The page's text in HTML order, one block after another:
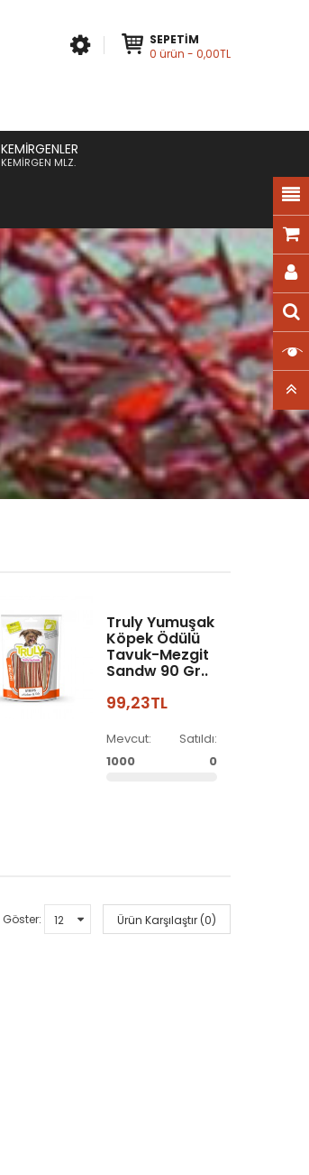
SEPETIM
0 ürün - 0,00TL
KEMIRGENLER
KEMIRGEN MLZ.
Truly Yumuşak
Köpek Ödülü
Tavuk-Mezgit
Sandw 90 Gr..
99,23TL
Mevcut:
1000
Satıldı:
0
Göster: Ürün Karşılaştır (0)